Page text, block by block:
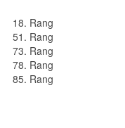
18. Rang
51. Rang
73. Rang
78. Rang
85. Rang